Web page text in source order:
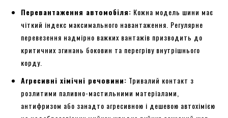
Перевантаження автомобіля: Кожна модель шини має
чіткий індекс максимального навантаження. Регулярне
перевезення надмірно важких вантажів призводить до
критичних згинань боковин та перегріву внутрішнього
корду.
Агресивні хімічні речовини: Тривалий контакт з
розлитими паливно-мастильними матеріалами,
антифризом або занадто агресивною і дешевою автохімією